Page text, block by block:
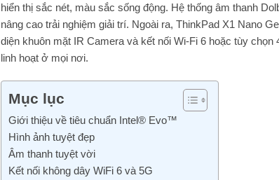
hiển thị sắc nét, màu sắc sống động. Hệ thống âm thanh
nâng cao trải nghiệm giải trí. Ngoài ra, ThinkPad X1 Nano
diện khuôn mặt IR Camera và kết nối Wi-Fi 6 hoặc tùy
linh hoạt ở mọi nơi.
Mục lục
Giới thiệu về tiêu chuẩn Intel® Evo™
Hình ảnh tuyệt đẹp
Âm thanh tuyệt vời
Kết nối không dây WiFi 6 và 5G